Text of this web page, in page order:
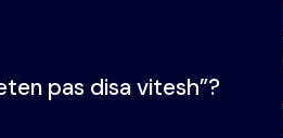
pas disa vitesh”?